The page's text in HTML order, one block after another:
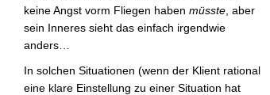
keine Angst vorm Fliegen haben müsste , aber
sein Inneres sieht das einfach irgendwie
anders…
In solchen Situationen (wenn der Klient rational
eine klare Einstellung zu einer Situation hat